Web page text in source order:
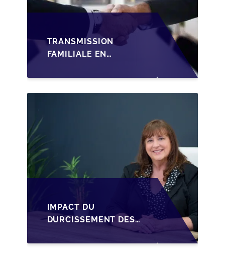
TRANSMISSION
FAMILIALE EN
STRUCTURER LA
CESSION DES PARTS
IMPACT DU
DURCISSEMENT DES
CRÉDIT SUR LA